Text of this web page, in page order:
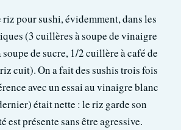
riz pour sushi, évidemment, dans les
(3 cuillères à soupe de vinaigre
de sucre, 1/2 cuillère à café de
cuit). On a fait des sushis trois fois
avec un essai au vinaigre blanc
était nette : le riz garde son
est présente sans être agressive.